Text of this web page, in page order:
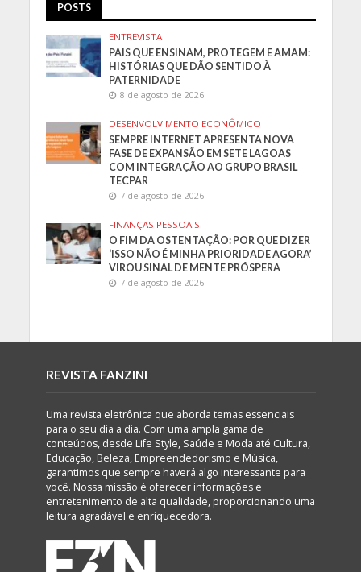
POSTS
ENTREVISTA
PAIS QUE ENSINAM, PROTEGEM E AMAM:
HISTÓRIAS QUE DÃO SENTIDO À
PATERNIDADE
8 de agosto de 2026
DESENVOLVIMENTO ECONÔMICO
SEMPRE INTERNET APRESENTA NOVA
FASE DE EXPANSÃO EM SETE LAGOAS
COM INTEGRAÇÃO AO GRUPO BRASIL
TECPAR
7 de agosto de 2026
FINANÇAS PESSOAIS
O FIM DA OSTENTAÇÃO: POR QUE DIZER
‘ISSO NÃO É MINHA PRIORIDADE AGORA’
VIROU SINAL DE MENTE PRÓSPERA
7 de agosto de 2026
REVISTA FANZINI
Uma revista eletrônica que aborda temas essenciais
para o seu dia a dia. Com uma ampla gama de
conteúdos, desde Life Style, Saúde e Moda até Cultura,
Educação, Beleza, Empreendedorismo e Música,
garantimos que sempre haverá algo interessante para
você. Nossa missão é oferecer informações e
entretenimento de alta qualidade, proporcionando uma
leitura agradável e enriquecedora.